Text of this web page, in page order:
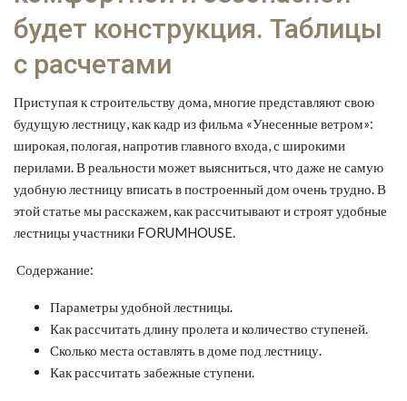
будет конструкция. Таблицы
с расчетами
Приступая к строительству дома, многие представляют свою
будущую лестницу, как кадр из фильма «Унесенные ветром»:
широкая, пологая, напротив главного входа, с широкими
перилами. В реальности может выясниться, что даже не самую
удобную лестницу вписать в построенный дом очень трудно. В
этой статье мы расскажем, как рассчитывают и строят удобные
лестницы участники FORUMHOUSE.
Содержание:
Параметры удобной лестницы.
Как рассчитать длину пролета и количество ступеней.
Сколько места оставлять в доме под лестницу.
Как рассчитать забежные ступени.